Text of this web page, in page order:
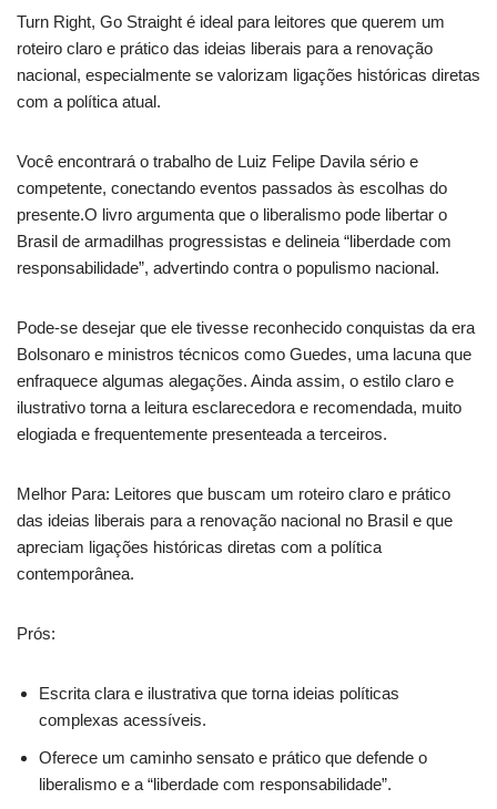
Turn Right, Go Straight é ideal para leitores que querem um
roteiro claro e prático das ideias liberais para a renovação
nacional, especialmente se valorizam ligações históricas diretas
com a política atual.
Você encontrará o trabalho de Luiz Felipe Davila sério e
competente, conectando eventos passados às escolhas do
presente.O livro argumenta que o liberalismo pode libertar o
Brasil de armadilhas progressistas e delineia “liberdade com
responsabilidade”, advertindo contra o populismo nacional.
Pode-se desejar que ele tivesse reconhecido conquistas da era
Bolsonaro e ministros técnicos como Guedes, uma lacuna que
enfraquece algumas alegações. Ainda assim, o estilo claro e
ilustrativo torna a leitura esclarecedora e recomendada, muito
elogiada e frequentemente presenteada a terceiros.
Melhor Para: Leitores que buscam um roteiro claro e prático
das ideias liberais para a renovação nacional no Brasil e que
apreciam ligações históricas diretas com a política
contemporânea.
Prós:
Escrita clara e ilustrativa que torna ideias políticas
complexas acessíveis.
Oferece um caminho sensato e prático que defende o
liberalismo e a “liberdade com responsabilidade”.